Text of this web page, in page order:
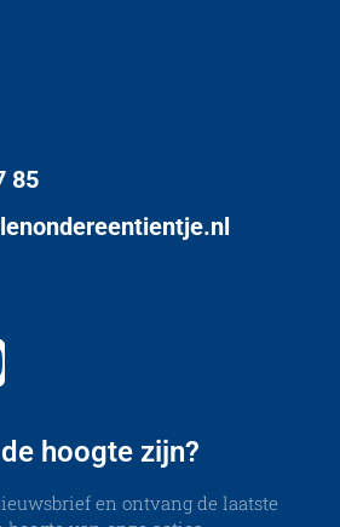
85
hoogte zijn?
en ontvang de laatste